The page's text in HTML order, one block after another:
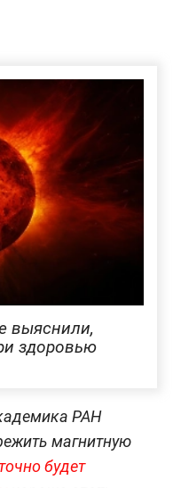
выяснили,
здоровью
РАН
магнитную
будет